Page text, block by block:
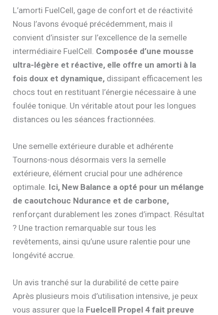
L’amorti FuelCell, gage de confort et de réactivité
Nous l’avons évoqué précédemment, mais il
convient d’insister sur l’excellence de la semelle
intermédiaire FuelCell. Composée d’une mousse
ultra-légère et réactive, elle offre un amorti à la
fois doux et dynamique, dissipant efficacement les
chocs tout en restituant l’énergie nécessaire à une
foulée tonique. Un véritable atout pour les longues
distances ou les séances fractionnées.
Une semelle extérieure durable et adhérente
Tournons-nous désormais vers la semelle
extérieure, élément crucial pour une adhérence
optimale. Ici, New Balance a opté pour un mélange
de caoutchouc Ndurance et de carbone,
renforçant durablement les zones d’impact. Résultat
? Une traction remarquable sur tous les
revêtements, ainsi qu’une usure ralentie pour une
longévité accrue.
Un avis tranché sur la durabilité de cette paire
Après plusieurs mois d’utilisation intensive, je peux
vous assurer que la Fuelcell Propel 4 fait preuve